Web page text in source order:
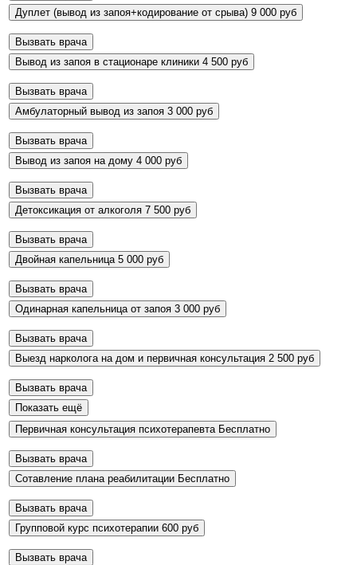
Дуплет (вывод из запоя+кодирование от срыва) 9 000 руб
Вызвать врача
Вывод из запоя в стационаре клиники 4 500 руб
Вызвать врача
Амбулаторный вывод из запоя 3 000 руб
Вызвать врача
Вывод из запоя на дому 4 000 руб
Вызвать врача
Детоксикация от алкоголя 7 500 руб
Вызвать врача
Двойная капельница 5 000 руб
Вызвать врача
Одинарная капельница от запоя 3 000 руб
Вызвать врача
Выезд нарколога на дом и первичная консультация 2 500 руб
Вызвать врача
Показать ещё
Первичная консультация психотерапевта Бесплатно
Вызвать врача
Сотавление плана реабилитации Бесплатно
Вызвать врача
Групповой курс психотерапии 600 руб
Вызвать врача